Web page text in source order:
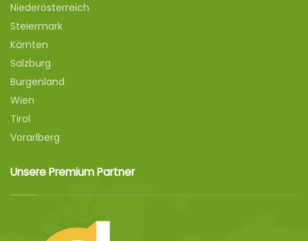
Niederösterreich
Steiermark
Kärnten
Salzburg
Burgenland
Wien
Tirol
Vorarlberg
Unsere Premium Partner